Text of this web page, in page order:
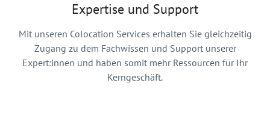
Expertise und Support
Mit unseren Colocation Services erhalten Sie gleichzeitig
Zugang zu dem Fachwissen und Support unserer
Expert:innen und haben somit mehr Ressourcen für Ihr
Kerngeschäft.